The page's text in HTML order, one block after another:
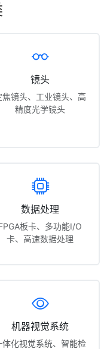
镜头
焦镜头、工业镜头、高
精度光学镜头
数据处理
板卡、多功能I/O
卡、高速数据处理
机器视觉系统
体化视觉系统、智能检